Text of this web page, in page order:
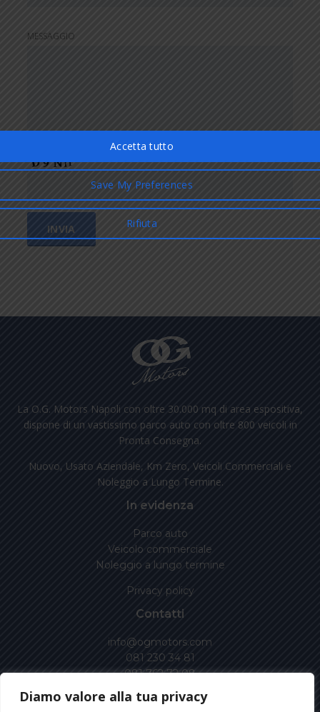
Diamo valore alla tua privacy
MESSAGGIO
La O.G. Motors Napoli con oltre 30.000 mq di area espositiva,
dispone di un vastissimo parco auto con oltre 800 veicoli in
Pronta Consegna.
Nuovo, Usato Aziendale, Km Zero, Veicoli Commerciali e
Noleggio a Lungo Termine.
In evidenza
Parco auto
Veicolo commerciale
Noleggio a lungo termine
Privacy policy
Contatti
info@ogmotors.com
081 230 34 81
081 762 72 08
Via Antiniana, 14, G\H\I Pozzuoli (NA)